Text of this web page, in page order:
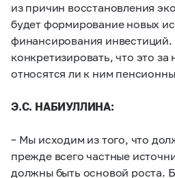
из причин восстановления
будет формирование новых
финансирования
конкретизировать, что это
относятся ли к ним
Э.С. НАБИУЛЛИНА:
– Мы исходим из того, что
прежде всего частные
должны быть основой роста.